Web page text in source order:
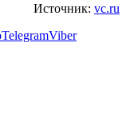
Источник: vc.ru
TelegramViber